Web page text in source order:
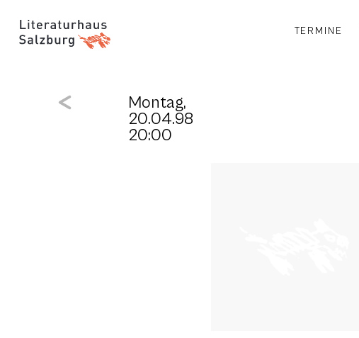
TERMINE
Montag,
20.04.98
20:00